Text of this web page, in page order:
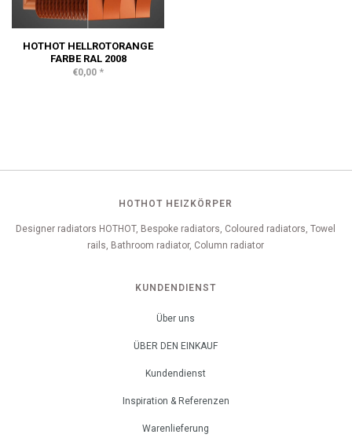
HOTHOT HELLROTORANGE
FARBE RAL 2008
€0,00 *
HOTHOT HEIZKÖRPER
Designer radiators HOTHOT, Bespoke radiators, Coloured radiators, Towel
rails, Bathroom radiator, Column radiator
KUNDENDIENST
Über uns
ÜBER DEN EINKAUF
Kundendienst
Inspiration & Referenzen
Warenlieferung